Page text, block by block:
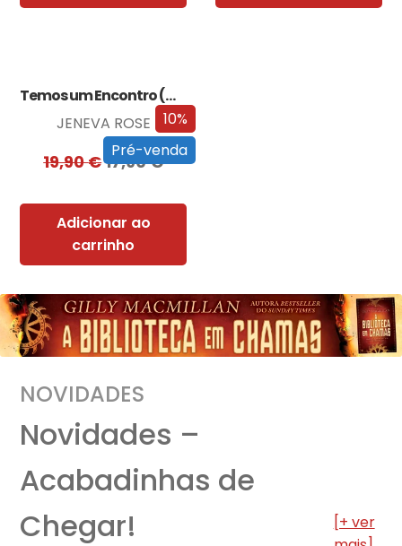
10%
Pré-venda
Temos um Encontro (Outra Vez) – Edição…
JENEVA ROSE
19,90€17,90€
Adicionar ao
carrinho
NOVIDADES
Novidades –
Acabadinhas de
Chegar!
[+ ver